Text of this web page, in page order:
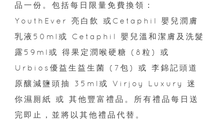
品一份。包括每日限量免費換領：
YouthEver 亮白飲 或Cetaphil 嬰兒潤膚
乳液50ml或 Cetaphil 嬰兒溫和潔膚及洗髮
露59ml或 得果定潤喉硬糖 (8粒) 或
Urbios優益生益生菌 (7包) 或 李錦記頭道
原釀減鹽頭抽 35ml或 Virjoy Luxury 迷
你濕厠紙 或 其他豐富禮品。所有禮品每日送
完即止，並將以其他禮品代替。